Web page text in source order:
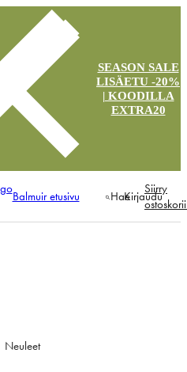
SEASON SALE
LISÄETU -20%
| KOODILLA
EXTRA20
Balmuir etusivu HaeKirjaudu
Siirry
Neuleet